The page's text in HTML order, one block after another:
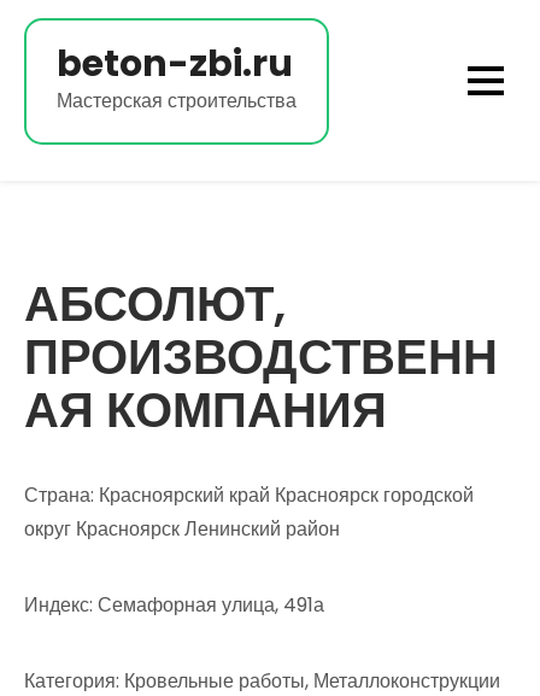
Перейти
содержимомуbeton-zbi.ru
Мастерская строительства
АБСОЛЮТ,
ПРОИЗВОДСТВЕНН
АЯ КОМПАНИЯ
Страна: Красноярский край Красноярск городской
округ Красноярск Ленинский район
Индекс: Семафорная улица, 491а
Категория: Кровельные работы, Металлоконструкции